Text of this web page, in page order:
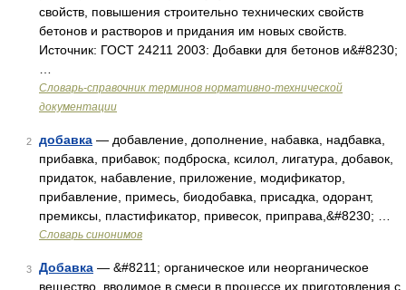
свойств, повышения строительно технических свойств
бетонов и растворов и придания им новых свойств.
Источник: ГОСТ 24211 2003: Добавки для бетонов и&#8230;
Словарь-справочник терминов нормативно-технической
документации
2 добавка — добавление, дополнение, набавка, надбавка,
прибавка, прибавок; подброска, ксилол, лигатура, добавок,
придаток, набавление, приложение, модификатор,
прибавление, примесь, биодобавка, присадка, одорант,
премиксы, пластификатор, привесок, приправа,&#8230; …
Словарь синонимов
3 Добавка — &#8211; органическое или неорганическое
вещество, вводимое в смеси в процессе их приготовления с